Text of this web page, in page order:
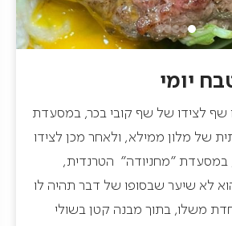
יומי
שף לצידו של שף קובי בכר, במסעדת
של מלון ממילא, ולאחר מכן לצידו
במסעדת "מחניודה" הטרנדית,
לא שיער שבסופו של דבר תהיה לו
משלו, בתוך מבנה קטן בשולי